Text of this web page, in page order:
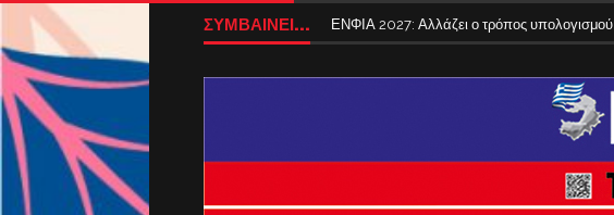
ΣΥΜΒΑΙΝΕΙ... ΕΝΦΙΑ 2027: Αλλάζει ο τρόπος υπολογισμού